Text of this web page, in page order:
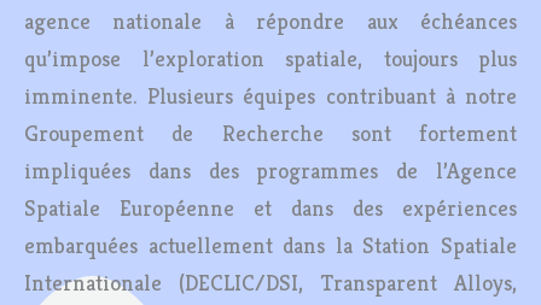
agence nationale à répondre aux échéances
qu’impose l’exploration spatiale, toujours plus
imminente. Plusieurs équipes contribuant à notre
Groupement de Recherche sont fortement
impliquées dans des programmes de l’Agence
Spatiale Européenne et dans des expériences
embarquées actuellement dans la Station Spatiale
Internationale (DECLIC/DSI, Transparent Alloys,